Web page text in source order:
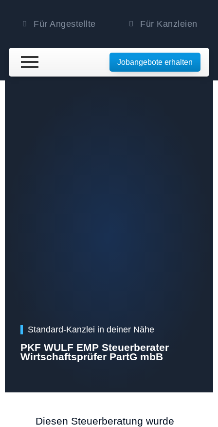
Für Angestellte Für Kanzleien
Jobangebote erhalten
Standard-Kanzlei in deiner Nähe
PKF WULF EMP Steuerberater
Wirtschaftsprüfer PartG mbB
Diesen Steuerberatung wurde